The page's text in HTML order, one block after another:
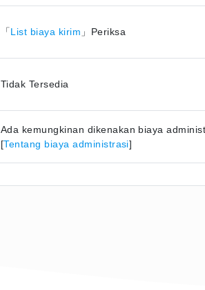
「List biaya kirim 」Periksa
Tidak Tersedia
Ada kemungkinan dikenakan biaya
[Tentang biaya administrasi]